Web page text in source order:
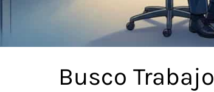
Busco Trabajo